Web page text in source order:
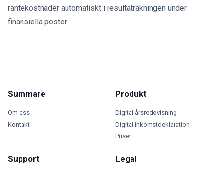
räntekostnader automatiskt i resultaträkningen under
finansiella poster.
Summare
Om oss
Kontakt
Produkt
Digital årsredovisning
Digital inkomstdeklaration
Priser
Support Legal